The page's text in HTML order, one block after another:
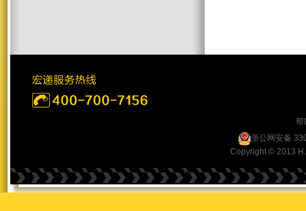
帮
浙公网安备
Copyright © 2013